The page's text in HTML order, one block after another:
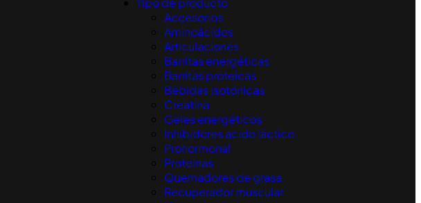
Accesorios
Aminoácidos
Articulaciones
Barritas energéticas
Barritas proteicas
Bebidas isotónicas
Creatina
Geles energéticos
Inhibidores acido láctico
Prohormonal
Proteinas
Quemadores de grasa
Recuperador muscular